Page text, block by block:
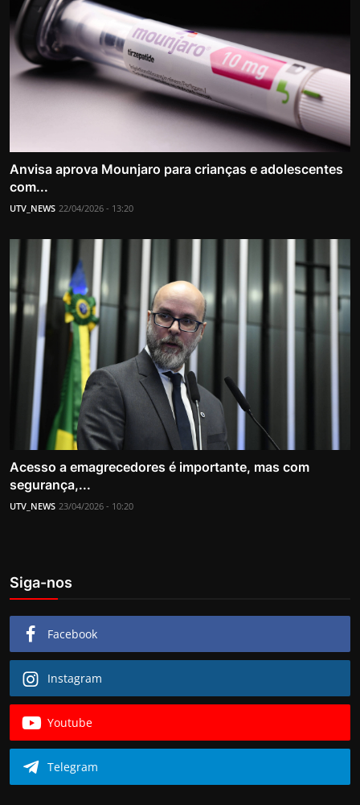
Anvisa aprova Mounjaro para crianças e adolescentes
com...
UTV_NEWS 22/04/2026 - 13:20
Acesso a emagrecedores é importante, mas com
segurança,...
UTV_NEWS 23/04/2026 - 10:20
Siga-nos
Facebook
Instagram
Youtube
Telegram